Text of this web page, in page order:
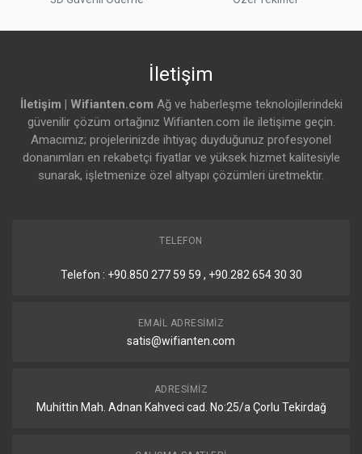
İletişim
İletişim | Wifianten.com Ağ ve haberleşme teknolojilerindeki
güvenilir çözüm ortağınız Wifianten.com ile iletişime geçin.
Amacımız; projelerinizde ihtiyaç duyduğunuz profesyonel
donanımları en rekabetçi fiyatlar ve yüksek hizmet kalitesiyle
sunarak, işletmenize özel altyapı çözümleri üretmektir.
TELEFON
Telefon : +90.850 277 59 59 , +90.282 654 30 30
EMAIL ADRESIMIZ
satis@wifianten.com
ADRESIMIZ
Muhittin Mah. Adnan Kahveci cad. No:25/a Çorlu Tekirdağ